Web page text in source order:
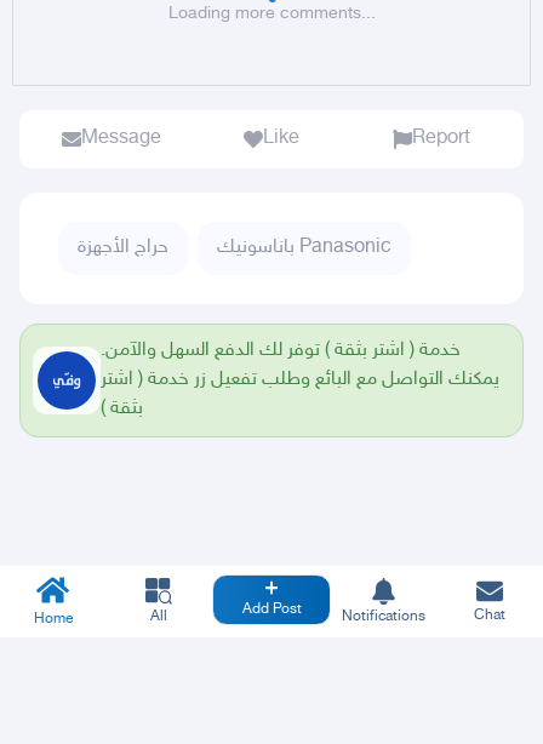
Loading more comments...
Message Like Report
حراج الأجهزة باناسونيك Panasonic
خدمة ( اشتر بثقة ) توفر لك الدفع السهل والآمن.
يمكنك التواصل مع البائع وطلب تفعيل زر خدمة ( اشتر
بثقة )
Home All Add Post Notifications Chat